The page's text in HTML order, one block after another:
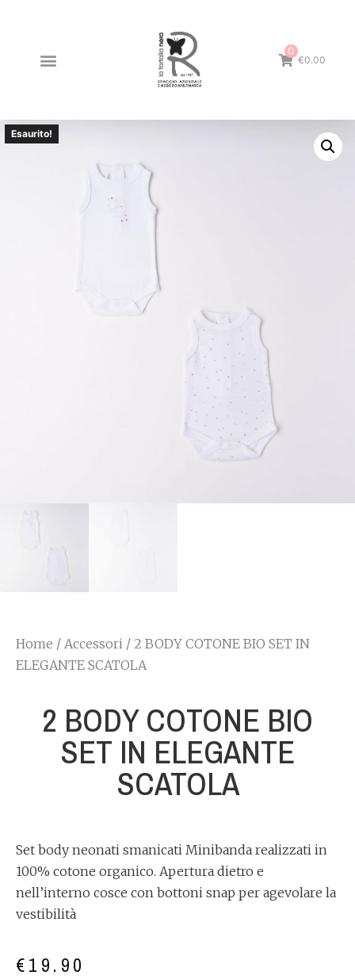
0
€0.00
Esaurito!
Home / Accessori / 2 BODY COTONE BIO SET IN
ELEGANTE SCATOLA
2 BODY COTONE BIO
SET IN ELEGANTE
SCATOLA
Set body neonati smanicati Minibanda realizzati in
100% cotone organico. Apertura dietro e
nell’interno cosce con bottoni snap per agevolare la
vestibilità
€19.90